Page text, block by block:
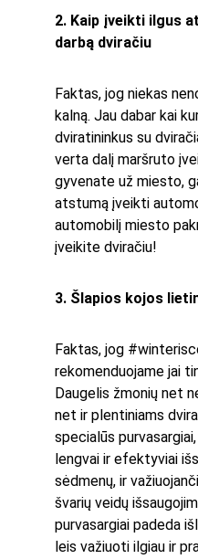
2. Kaip įveikti ilgus
darbą dviračiu
Faktas, jog niekas
kalną. Jau dabar kai
dviratininkus su
verta dalį maršruto
gyvenate už miesto,
atstumą įveikti
automobilį miesto
įveikite dviračiu!
3. Šlapios kojos
Faktas, jog
rekomenduojame jai
Daugelis žmonių net
net ir plentiniams
specialūs
lengvai ir efektyviai
sėdmenų, ir
švarių veidų
purvasargiai padeda
leis važiuoti ilgiau ir